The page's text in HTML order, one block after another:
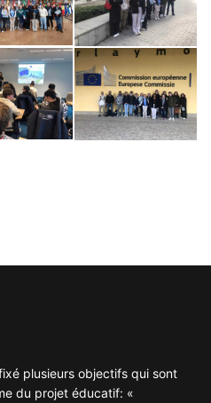
plusieurs objectifs qui sont
du projet éducatif: «